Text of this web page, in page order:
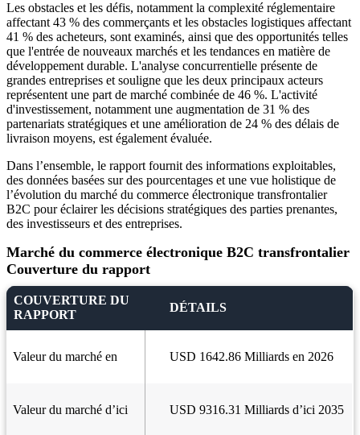
Les obstacles et les défis, notamment la complexité réglementaire
affectant 43 % des commerçants et les obstacles logistiques affectant
41 % des acheteurs, sont examinés, ainsi que des opportunités telles
que l'entrée de nouveaux marchés et les tendances en matière de
développement durable. L'analyse concurrentielle présente de
grandes entreprises et souligne que les deux principaux acteurs
représentent une part de marché combinée de 46 %. L'activité
d'investissement, notamment une augmentation de 31 % des
partenariats stratégiques et une amélioration de 24 % des délais de
livraison moyens, est également évaluée.
Dans l’ensemble, le rapport fournit des informations exploitables,
des données basées sur des pourcentages et une vue holistique de
l’évolution du marché du commerce électronique transfrontalier
B2C pour éclairer les décisions stratégiques des parties prenantes,
des investisseurs et des entreprises.
Marché du commerce électronique B2C transfrontalier
Couverture du rapport
COUVERTURE DU
RAPPORT
DÉTAILS
Valeur du marché en USD 1642.86 Milliards en 2026
Valeur du marché d’ici USD 9316.31 Milliards d’ici 2035